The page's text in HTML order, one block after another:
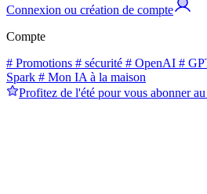
Connexion ou création de compte
Compte
# Promotions # sécurité # OpenAI #
Spark # Mon IA à la maison
Profitez de l'été pour vous abonner